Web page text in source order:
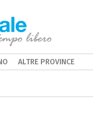
ALTRE PROVINCE